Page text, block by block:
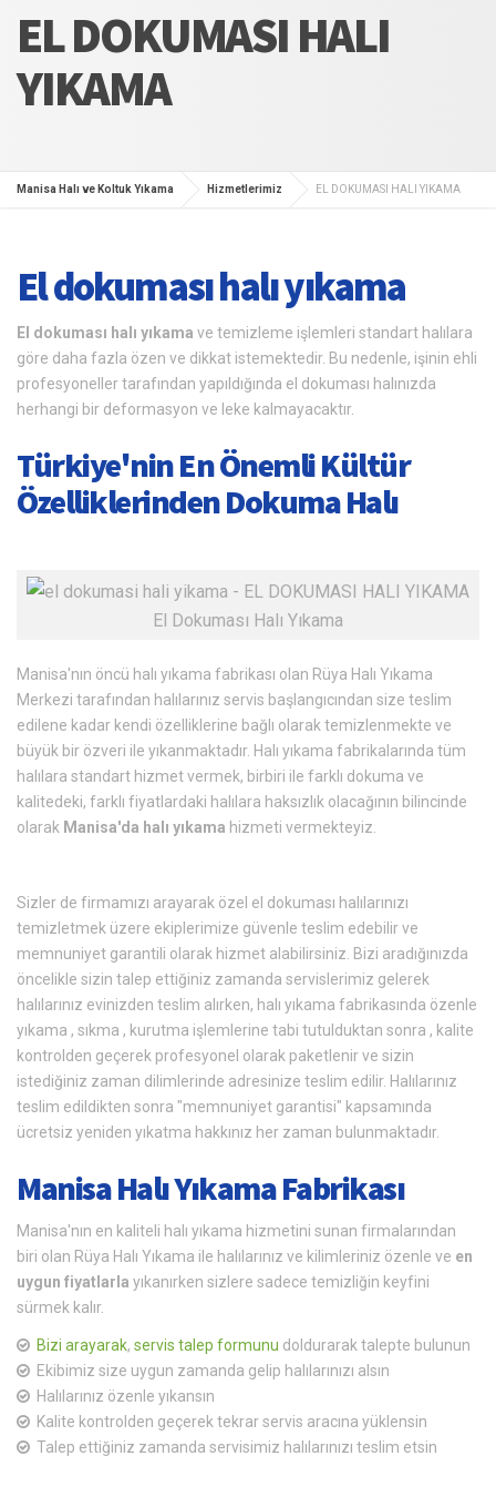
EL DOKUMASI HALI
YIKAMA
Manisa Halı ve Koltuk Yıkama Hizmetlerimiz EL DOKUMASI HALI YIKAMA
El dokuması halı yıkama
El dokuması halı yıkama ve temizleme işlemleri standart halılara
göre daha fazla özen ve dikkat istemektedir. Bu nedenle, işinin ehli
profesyoneller tarafından yapıldığında el dokuması halınızda
herhangi bir deformasyon ve leke kalmayacaktır.
Türkiye'nin En Önemli Kültür
Özelliklerinden Dokuma Halı
El Dokuması Halı Yıkama
Manisa'nın öncü halı yıkama fabrikası olan Rüya Halı Yıkama
Merkezi tarafından halılarınız servis başlangıcından size teslim
edilene kadar kendi özelliklerine bağlı olarak temizlenmekte ve
büyük bir özveri ile yıkanmaktadır. Halı yıkama fabrikalarında tüm
halılara standart hizmet vermek, birbiri ile farklı dokuma ve
kalitedeki, farklı fiyatlardaki halılara haksızlık olacağının bilincinde
olarak Manisa'da halı yıkama hizmeti vermekteyiz.
Sizler de firmamızı arayarak özel el dokuması halılarınızı
temizletmek üzere ekiplerimize güvenle teslim edebilir ve
memnuniyet garantili olarak hizmet alabilirsiniz. Bizi aradığınızda
öncelikle sizin talep ettiğiniz zamanda servislerimiz gelerek
halılarınız evinizden teslim alırken, halı yıkama fabrikasında özenle
yıkama , sıkma , kurutma işlemlerine tabi tutulduktan sonra , kalite
kontrolden geçerek profesyonel olarak paketlenir ve sizin
istediğiniz zaman dilimlerinde adresinize teslim edilir. Halılarınız
teslim edildikten sonra "memnuniyet garantisi" kapsamında
ücretsiz yeniden yıkatma hakkınız her zaman bulunmaktadır.
Manisa Halı Yıkama Fabrikası
Manisa'nın en kaliteli halı yıkama hizmetini sunan firmalarından
biri olan Rüya Halı Yıkama ile halılarınız ve kilimleriniz özenle ve en
uygun fiyatlarla yıkanırken sizlere sadece temizliğin keyfini
sürmek kalır.
Bizi arayarak, servis talep formunu doldurarak talepte bulunun
Ekibimiz size uygun zamanda gelip halılarınızı alsın
Halılarınız özenle yıkansın
Kalite kontrolden geçerek tekrar servis aracına yüklensin
Talep ettiğiniz zamanda servisimiz halılarınızı teslim etsin